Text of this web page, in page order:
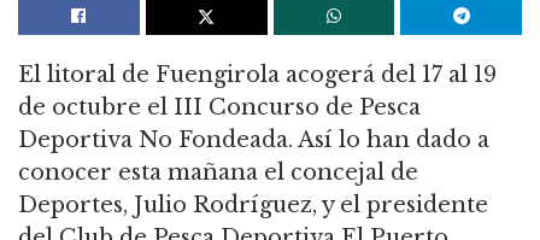
El litoral de Fuengirola acogerá del 17 al 19
de octubre el III Concurso de Pesca
Deportiva No Fondeada. Así lo han dado a
conocer esta mañana el concejal de
Deportes, Julio Rodríguez, y el presidente